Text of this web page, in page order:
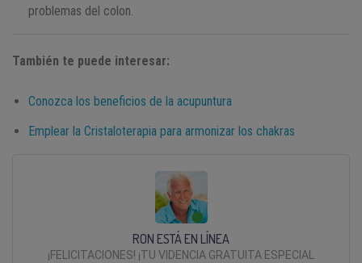
problemas del colon.
También te puede interesar:
Conozca los beneficios de la acupuntura
Emplear la Cristaloterapia para armonizar los chakras
RON ESTÁ EN LÍNEA
¡FELICITACIONES! ¡TU VIDENCIA GRATUITA ESPECIAL